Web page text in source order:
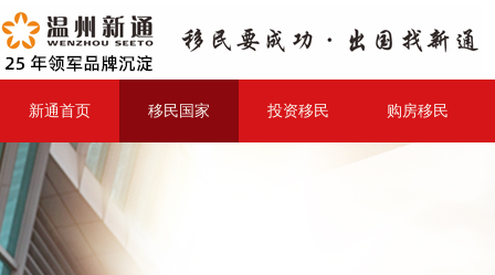
新通首页 移民国家 投资移民 购房移民